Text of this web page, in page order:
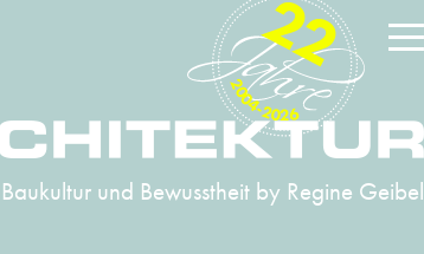
Baukultur und Bewusstheit by Regine Geibel
2004-2026
22